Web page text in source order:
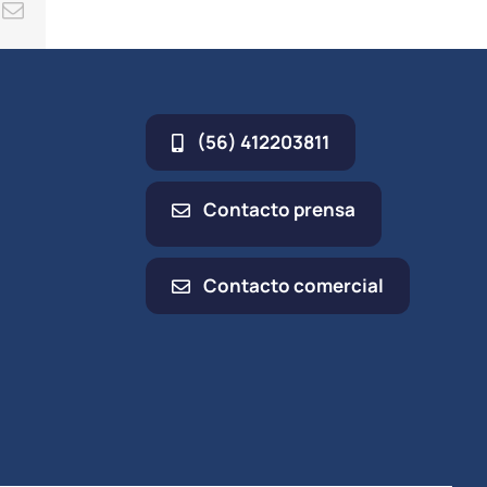
Correo
(56) 412203811
Contacto prensa
Contacto comercial